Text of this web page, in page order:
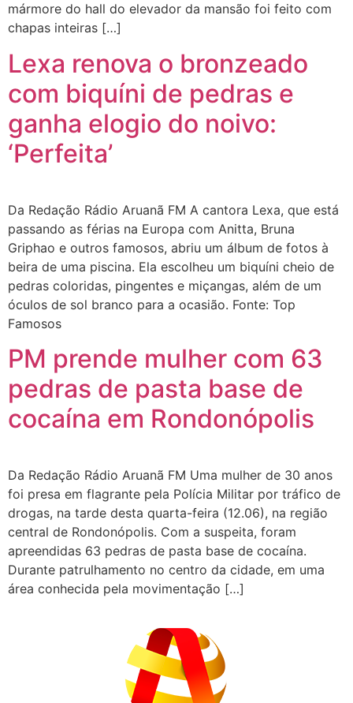
mármore do hall do elevador da mansão foi feito com
chapas inteiras […]
Lexa renova o bronzeado
com biquíni de pedras e
ganha elogio do noivo:
‘Perfeita’
Da Redação Rádio Aruanã FM A cantora Lexa, que está
passando as férias na Europa com Anitta, Bruna
Griphao e outros famosos, abriu um álbum de fotos à
beira de uma piscina. Ela escolheu um biquíni cheio de
pedras coloridas, pingentes e miçangas, além de um
óculos de sol branco para a ocasião. Fonte: Top
Famosos
PM prende mulher com 63
pedras de pasta base de
cocaína em Rondonópolis
Da Redação Rádio Aruanã FM Uma mulher de 30 anos
foi presa em flagrante pela Polícia Militar por tráfico de
drogas, na tarde desta quarta-feira (12.06), na região
central de Rondonópolis. Com a suspeita, foram
apreendidas 63 pedras de pasta base de cocaína.
Durante patrulhamento no centro da cidade, em uma
área conhecida pela movimentação […]